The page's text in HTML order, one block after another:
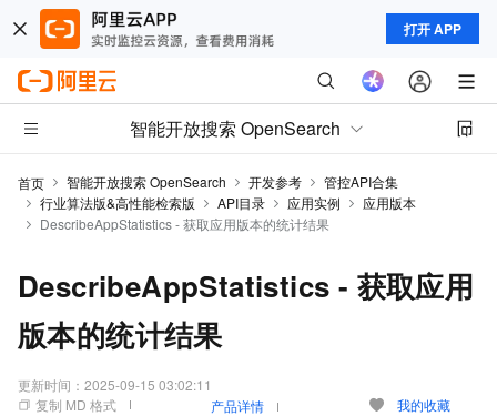
打开 APP
智能开放搜索 OpenSearch
首页 智能开放搜索 OpenSearch 开发参考
管控API合集
行业算法版&高性能检索版
API目录 应用实例
应用版本
DescribeAppStatistics - 获取应用版本的统计结果
DescribeAppStatistics - 获取应用
版本的统计结果
更新时间： 2025-09-15 03:02:11
复制 MD 格式
产品详情 我的收藏